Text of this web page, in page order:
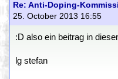
Re: Anti-Doping-
25. October 2013 16:55
:D also ein beitrag in
lg stefan